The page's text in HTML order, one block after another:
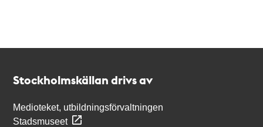
Stockholmskällan drivs av
Medioteket, utbildningsförvaltningen
Stadsmuseet